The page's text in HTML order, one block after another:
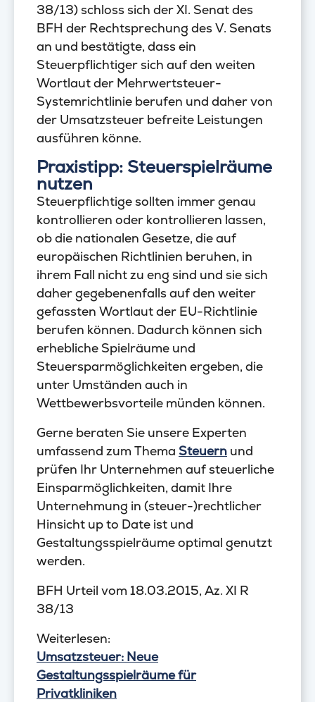
38/13) schloss sich der XI. Senat des
BFH der Rechtsprechung des V. Senats
an und bestätigte, dass ein
Steuerpflichtiger sich auf den weiten
Wortlaut der Mehrwertsteuer-
Systemrichtlinie berufen und daher von
der Umsatzsteuer befreite Leistungen
ausführen könne.
Praxistipp: Steuerspielräume
nutzen
Steuerpflichtige sollten immer genau
kontrollieren oder kontrollieren lassen,
ob die nationalen Gesetze, die auf
europäischen Richtlinien beruhen, in
ihrem Fall nicht zu eng sind und sie sich
daher gegebenenfalls auf den weiter
gefassten Wortlaut der EU-Richtlinie
berufen können. Dadurch können sich
erhebliche Spielräume und
Steuersparmöglichkeiten ergeben, die
unter Umständen auch in
Wettbewerbsvorteile münden können.
Gerne beraten Sie unsere Experten
umfassend zum Thema Steuern und
prüfen Ihr Unternehmen auf steuerliche
Einsparmöglichkeiten, damit Ihre
Unternehmung in (steuer-)rechtlicher
Hinsicht up to Date ist und
Gestaltungsspielräume optimal genutzt
werden.
BFH Urteil vom 18.03.2015, Az. XI R
38/13
Weiterlesen:
Umsatzsteuer: Neue
Gestaltungsspielräume für
Privatkliniken